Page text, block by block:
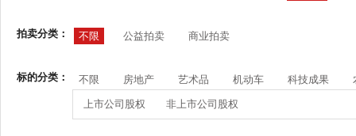
拍卖分类： 不限 公益拍卖 商业拍卖
标的分类： 不限 房地产 艺术品 机动车 科技成果
上市公司股权 非上市公司股权